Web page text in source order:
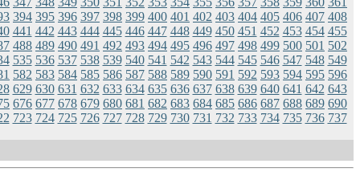
394 395 396 397 398 399 400 401 402 403 404 405 406 407 408
441 442 443 444 445 446 447 448 449 450 451 452 453 454 455
488 489 490 491 492 493 494 495 496 497 498 499 500 501 502
535 536 537 538 539 540 541 542 543 544 545 546 547 548 549
582 583 584 585 586 587 588 589 590 591 592 593 594 595 596
629 630 631 632 633 634 635 636 637 638 639 640 641 642 643
676 677 678 679 680 681 682 683 684 685 686 687 688 689 690
723 724 725 726 727 728 729 730 731 732 733 734 735 736 737